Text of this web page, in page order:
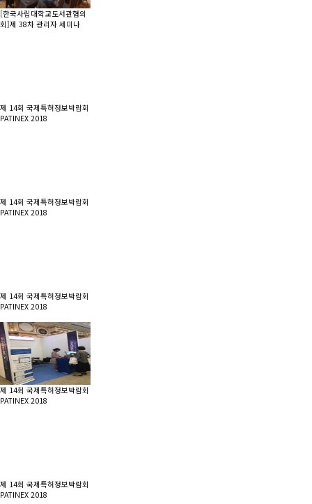
[한국사립대학교도서관협의
회]제 38차 관리자 세미나
제 14회 국제특허정보박람회
PATINEX 2018
제 14회 국제특허정보박람회
PATINEX 2018
제 14회 국제특허정보박람회
PATINEX 2018
제 14회 국제특허정보박람회
PATINEX 2018
제 14회 국제특허정보박람회
PATINEX 2018